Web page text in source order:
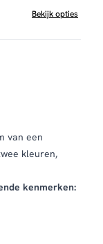
Bekijk opties
van een
kleuren,
kenmerken: